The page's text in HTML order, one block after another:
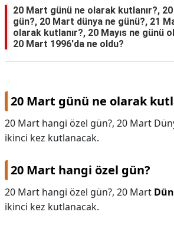
TIRNAK
PEELİNG
ERKEK
CİLT
BAKIMI
DİPLİNER
20 Mart günü ne olarak kutlanır?,
gün?, 20 Mart dünya ne günü?, 21
olarak kutlanır?, 20 Mayıs ne günü
20 Mart 1996'da ne oldu?
20 Mart günü ne olarak
20 Mart hangi özel gün?, 20 Mart
ikinci kez kutlanacak.
20 Mart hangi özel gün?
20 Mart hangi özel gün?, 20 Mart
ikinci kez kutlanacak.